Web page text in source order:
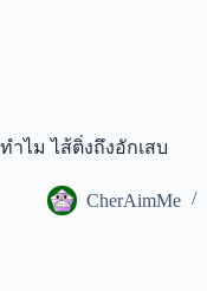
ทำไม ไส้ติ่งถึงอักเสบ
CherAimMe